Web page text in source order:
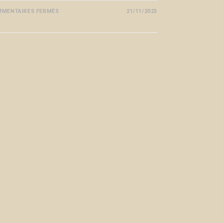
FERMÉS 21/11/2023